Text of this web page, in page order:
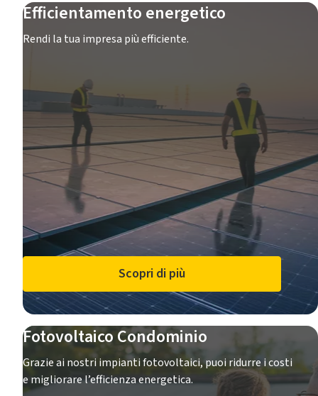
Efficientamento energetico
Rendi la tua impresa più efficiente.
Scopri di più
Fotovoltaico Condominio
Grazie ai nostri impianti fotovoltaici, puoi ridurre i costi
e migliorare l’efficienza energetica.